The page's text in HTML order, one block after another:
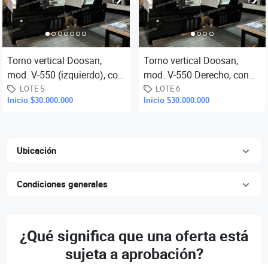
Torno vertical Doosan,
mod. V-550 (izquierdo), con
control Fanuc. Capacidad:
700 × 500 mm. Torre de
LOTE 5
Inicio $30.000.000
Torno vertical Doosan,
mod. V-550 Derecho, con
control Fanuc, mod. V550,
capacidad 700 X 500 mm.,
LOTE 6
Inicio $30.000.000
Ubicación
Condiciones generales
¿Qué significa que una oferta está
sujeta a aprobación?